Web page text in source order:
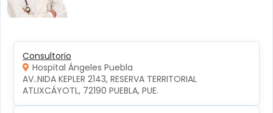
Consultorio
Hospital Ángeles Puebla
AV..NIDA KEPLER 2143, RESERVA TERRITORIAL
ATLIXCÁYOTL, 72190 PUEBLA, PUE.